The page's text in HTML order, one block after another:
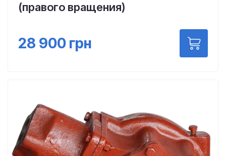
(правого вращения)
28 900 грн